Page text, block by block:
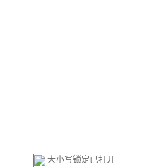
大小写锁定已打开